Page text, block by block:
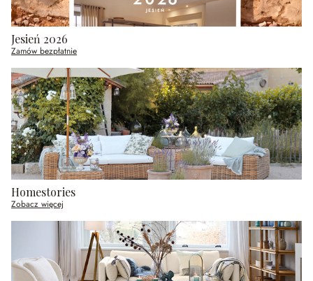
Jesień 2026
Zamów bezpłatnie
Homestories
Zobacz więcej